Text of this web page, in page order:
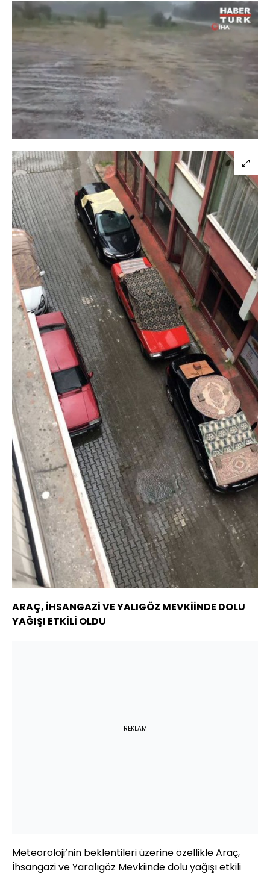
Sesi
Aç
Yüklendi
32.10%
Oynatma
Hızı
ARAÇ, İHSANGAZİ VE YALIGÖZ MEVKİİNDE DOLU
YAĞIŞI ETKİLİ OLDU
REKLAM
Meteoroloji’nin beklentileri üzerine özellikle Araç,
İhsangazi ve Yaralıgöz Mevkiinde dolu yağışı etkili